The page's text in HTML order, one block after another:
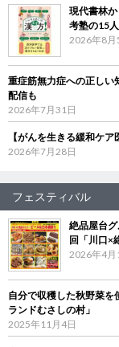
現代書林
考塾の15
2026年8月
重症筋無力症への正し
配信も
2026年7月31日
【がんを生きる緩和ケ
2026年7月28日
フェスティバル
絶品屋台
回「川口×
2026年4月
自分で収穫した秋野菜
ランドむさしの村」
2025年11月4日